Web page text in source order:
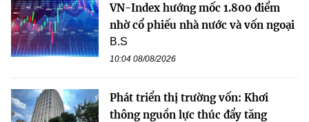
VN-Index hướng mốc 1.800 điểm
nhờ cổ phiếu nhà nước và vốn ngoại
B.S
10:04 08/08/2026
Phát triển thị trường vốn: Khơi
thông nguồn lực thúc đẩy tăng